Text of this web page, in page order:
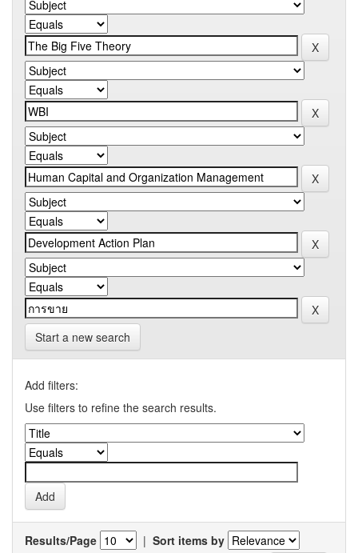
Start a new search
Add filters:
Use filters to refine the search results.
Results/Page | Sort items by